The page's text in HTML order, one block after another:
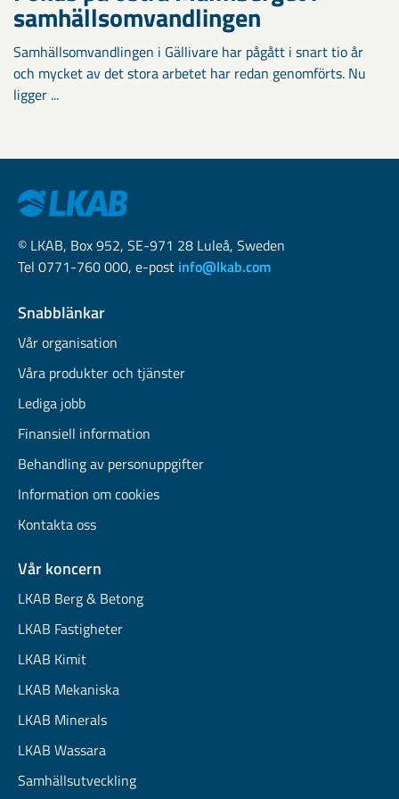
samhällsomvandlingen
Samhällsomvandlingen i Gällivare har pågått i snart tio år
och mycket av det stora arbetet har redan genomförts. Nu
ligger ...
© LKAB, Box 952, SE-971 28 Luleå, Sweden
Tel 0771-760 000, e-post info@lkab.com
Snabblänkar
Vår organisation
Våra produkter och tjänster
Lediga jobb
Finansiell information
Behandling av personuppgifter
Information om cookies
Kontakta oss
Vår koncern
LKAB Berg & Betong
LKAB Fastigheter
LKAB Kimit
LKAB Mekaniska
LKAB Minerals
LKAB Wassara
Samhällsutveckling